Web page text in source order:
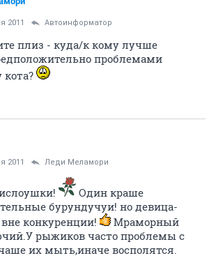
2011 Автоинформатор
плиз - куда/к кому лучше
проблемами
кота?
2011 Леди Меламори
Один краше
бурундучуи! но девица-
конкуренции!
Мраморный
рыжиков часто проблемы с
их мыть,иначе восполятся.